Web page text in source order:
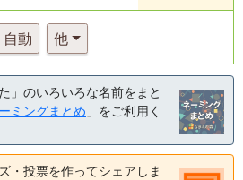
自動 他
」のいろいろな名前をまと
ミングまとめ 」をご利用く
・投票を作ってシェアしま